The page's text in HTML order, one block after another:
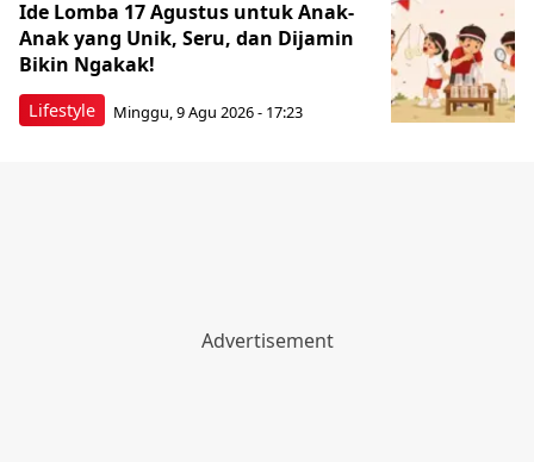
Lifestyle
Ide Lomba 17 Agustus untuk Anak-
Anak yang Unik, Seru, dan Dijamin
Bikin Ngakak!
Minggu, 9 Agu 2026 - 17:23